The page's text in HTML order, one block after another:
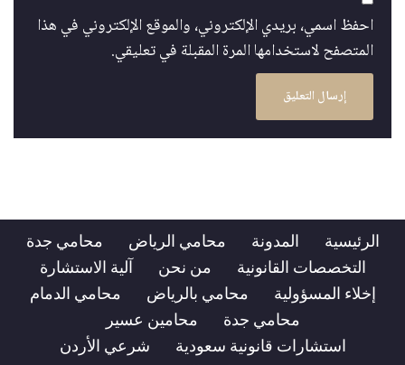
احفظ اسمي، بريدي الإلكتروني، والموقع الإلكتروني في هذا
المتصفح لاستخدامها المرة المقبلة في تعليقي.
الرئيسية المدونة محامي الرياض
محامي جدة
التخصصات القانونية
من نحن
آلية الاستشارة
إخلاء المسؤولية
محامي بالرياض
محامي الدمام
محامي جدة
محامين عسير
استشارات قانونية سعودية
شرعي الأردن